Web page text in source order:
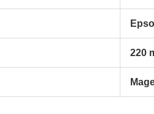
220